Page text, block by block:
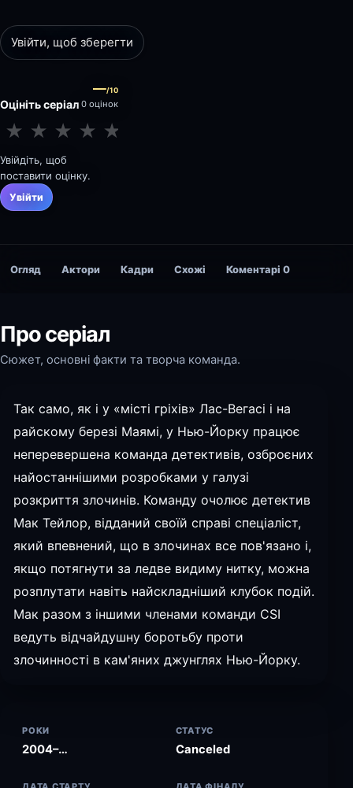
потягнути за ледве видиму нитку, можна розплутати…
Увійти, щоб зберегти
Оцініть серіал
—/10
0 оцінок
★ ★ ★ ★ ★
Увійдіть, щоб
поставити оцінку.
Увійти
Огляд Актори Кадри Схожі Коментарі 0
Про серіал
Сюжет, основні факти та творча команда.
Так само, як і у «місті гріхів» Лас-Вегасі і на
райскому березі Маямі, у Нью-Йорку працює
неперевершена команда детективів, озброєних
найостаннішими розробками у галузі
розкриття злочинів. Команду очолює детектив
Мак Тейлор, відданий своїй справі спеціаліст,
який впевнений, що в злочинах все пов'язано і,
якщо потягнути за ледве видиму нитку, можна
розплутати навіть найскладніший клубок подій.
Мак разом з іншими членами команди CSI
ведуть відчайдушну боротьбу проти
злочинності в кам'яних джунглях Нью-Йорку.
РОКИ
2004–…
СТАТУС
Canceled